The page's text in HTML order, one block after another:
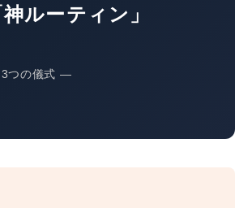
ルーティン」
3つの儀式 ―